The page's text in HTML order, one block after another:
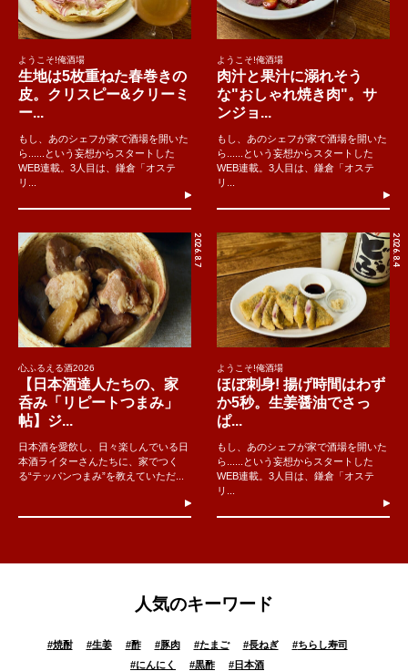
ようこそ!俺酒場
生地は5枚重ねた春巻きの
皮。クリスピー&クリーミ
ー...
もし、あのシェフが家で酒場を開いた
ら......という妄想からスタートした
WEB連載。3人目は、鎌倉「オステ
リ...
ようこそ!俺酒場
肉汁と果汁に溺れそう
な"おしゃれ焼き肉"。サ
ンジョ...
もし、あのシェフが家で酒場を開いた
ら......という妄想からスタートした
WEB連載。3人目は、鎌倉「オステ
リ...
2026.8.7
心ふるえる酒2026
【日本酒達人たちの、家
呑み「リピートつまみ」
帖】ジ...
日本酒を愛飲し、日々楽しんでいる日
本酒ライターさんたちに、家でつく
る“テッパンつまみ”を教えていただ...
2026.8.4
ようこそ!俺酒場
ほぼ刺身! 揚げ時間はわず
か5秒。生姜醤油でさっ
ぱ...
もし、あのシェフが家で酒場を開いた
ら......という妄想からスタートした
WEB連載。3人目は、鎌倉「オステ
リ...
人気のキーワード
#焼酎 #生姜 #酢 #豚肉 #たまご #長ねぎ #ちらし寿司
#にんにく #黒酢 #日本酒